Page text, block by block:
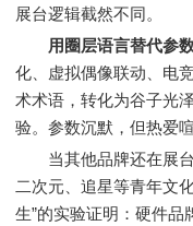
展台逻辑截然不同。
用圈层语言替代参
化、虚拟偶像联动、电
术术语，转化为谷子光
验。参数沉默，但热爱喧
当其他品牌还在展台
二次元、追星等青年文
生”的实验证明：硬件